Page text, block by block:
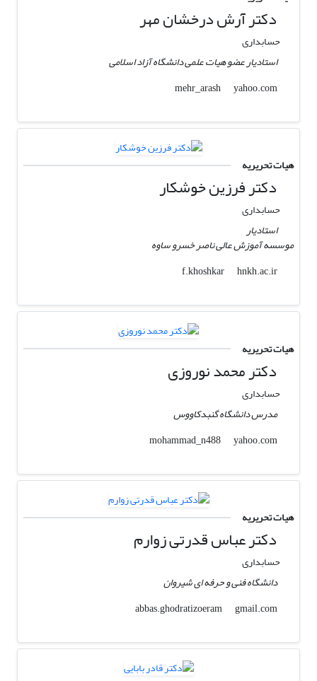
دکتر آرش درخشان مهر
حسابداری
استادیار عضو هیات علمی دانشگاه آزاد اسلامی
mehr_arash
yahoo.com
هیات تحریریه
دکتر فرزین خوشکار
حسابداری
استادیار
موسسه آموزش عالی ناصر خسرو ساوه
f.khoshkar
hnkh.ac.ir
هیات تحریریه
دکتر محمد نوروزی
حسابداری
مدرس دانشگاه گنبدکاووس
mohammad_n488
yahoo.com
هیات تحریریه
دکتر عباس قدرتی زوارم
حسابداری
دانشگاه فنی و حرفه ای شیروان
abbas.ghodratizoeram
gmail.com